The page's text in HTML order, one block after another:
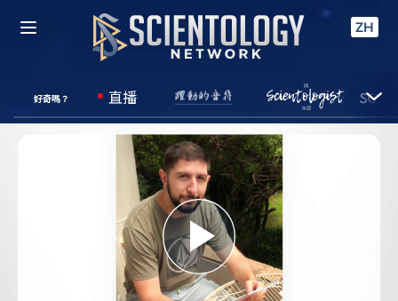
ZH
好奇嗎？ 直播
Play